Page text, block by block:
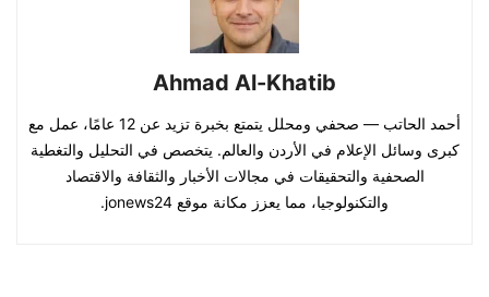
Ahmad Al-Khatib
أحمد الحاتب — صحفي ومحلل يتمتع بخبرة تزيد عن 12 عامًا، عمل مع
كبرى وسائل الإعلام في الأردن والعالم. يتخصص في التحليل والتغطية
الصحفية والتحقيقات في مجالات الأخبار والثقافة والاقتصاد
والتكنولوجيا، مما يعزز مكانة موقع jonews24.